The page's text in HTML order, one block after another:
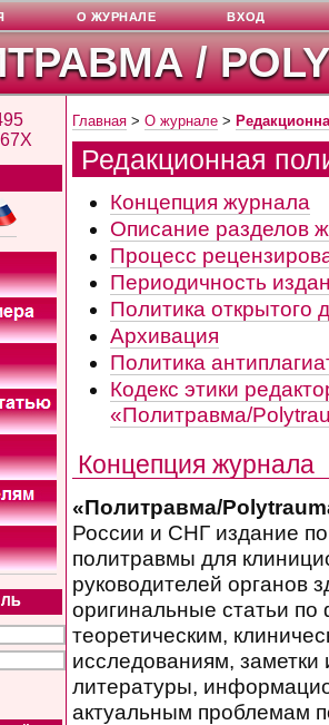
/
О ЖУРНАЛЕ ВХОД
Главная >О журнале >
Редакционная
Концепция журнала
Описание разделов
Процесс
Периодичность
Политика открытого
Архивация
Политика
Кодекс этики
«Политравма/
Концепция журнала
«Политравма/
России и СНГ издание
политравмы для
руководителей органов
оригинальные статьи
теоретическим,
исследованиям, заметки
литературы,
актуальным проблемам